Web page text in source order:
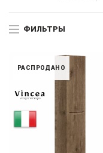
ФИЛЬТРЫ
РАСПРОДАНО